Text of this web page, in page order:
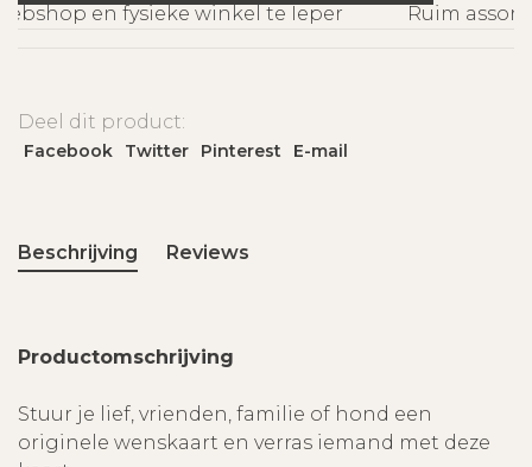
en fysieke winkel te Ieper
Ruim
Deel dit product:
Facebook Twitter Pinterest E-mail
Beschrijving Reviews
Productomschrijving
Stuur je lief, vrienden, familie of hond een
originele wenskaart en verras iemand met deze